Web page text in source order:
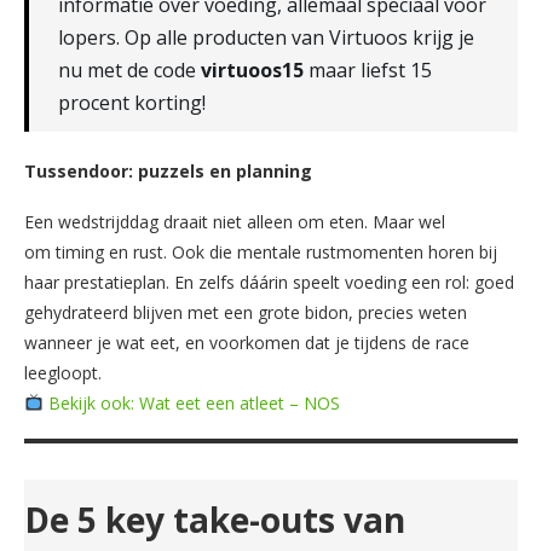
lopers. Op alle producten van Virtuoos krijg je
nu met de code virtuoos15 maar liefst 15
procent korting!
Tussendoor: puzzels en planning
Een wedstrijddag draait niet alleen om eten. Maar wel
om timing en rust. Ook die mentale rustmomenten horen bij
haar prestatieplan. En zelfs dáárin speelt voeding een rol: goed
gehydrateerd blijven met een grote bidon, precies weten
wanneer je wat eet, en voorkomen dat je tijdens de race
leegloopt.
Bekijk ook: Wat eet een atleet – NOS
De 5 key take-outs van